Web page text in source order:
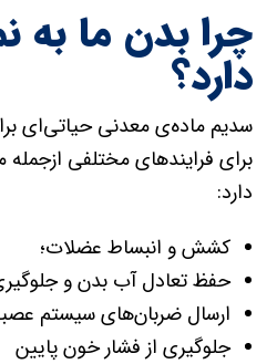
چرا بدن ما به
دارد؟
سدیم ماده‌ی معدنی حیاتی‌ای
برای فرایند‌های مختلفی ازجمله
دارد:
کشش و انبساط عضلات؛
حفظ تعادل آب بدن و
ارسال ضربان‌های سیستم
جلوگیری از فشار خون پایین